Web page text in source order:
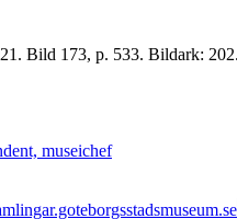
museichef